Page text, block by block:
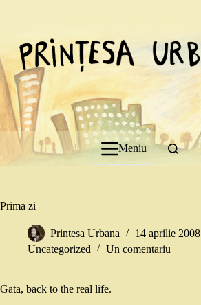
Meniu
Prima zi
Printesa Urbana
14 aprilie 2008
Uncategorized
Un comentariu
Gata, back to the real life.